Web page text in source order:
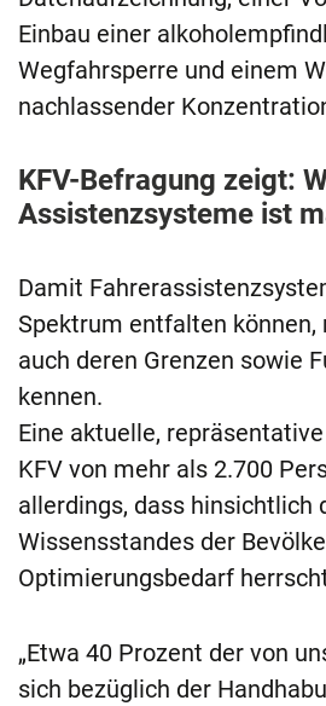
Einbau einer
Wegfahrsperre und einem
nachlassender
KFV-Befragung zeigt:
Assistenzsysteme ist
Damit
Spektrum entfalten können,
auch deren Grenzen sowie
kennen.
Eine aktuelle,
KFV von mehr als 2.700
allerdings, dass hinsichtlich
Wissensstandes der
Optimierungsbedarf
„Etwa 40 Prozent der von
sich bezüglich der